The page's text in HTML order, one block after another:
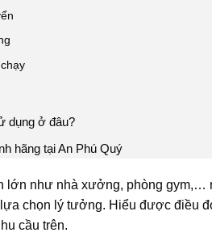
dụng ở đâu?
hãng tại An Phú Quý
lớn như nhà xưởng, phòng gym,…
chọn lý tưởng. Hiểu được điều
cầu trên.